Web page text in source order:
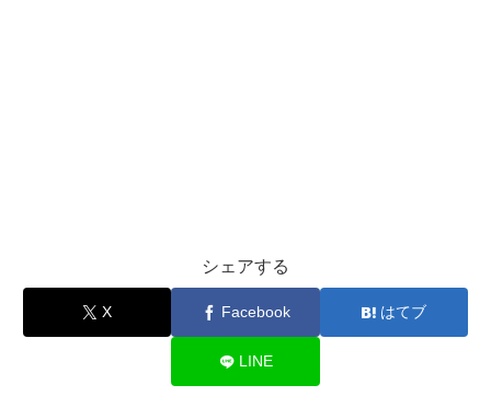
シェアする
X Facebook はてブ
LINE